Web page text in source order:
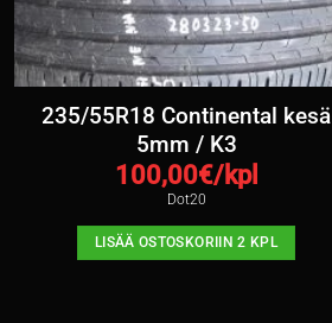
235/55R18 Continental kesä
5mm / K3
100,00€/kpl
Dot20
LISÄÄ OSTOSKORIIN 2 KPL